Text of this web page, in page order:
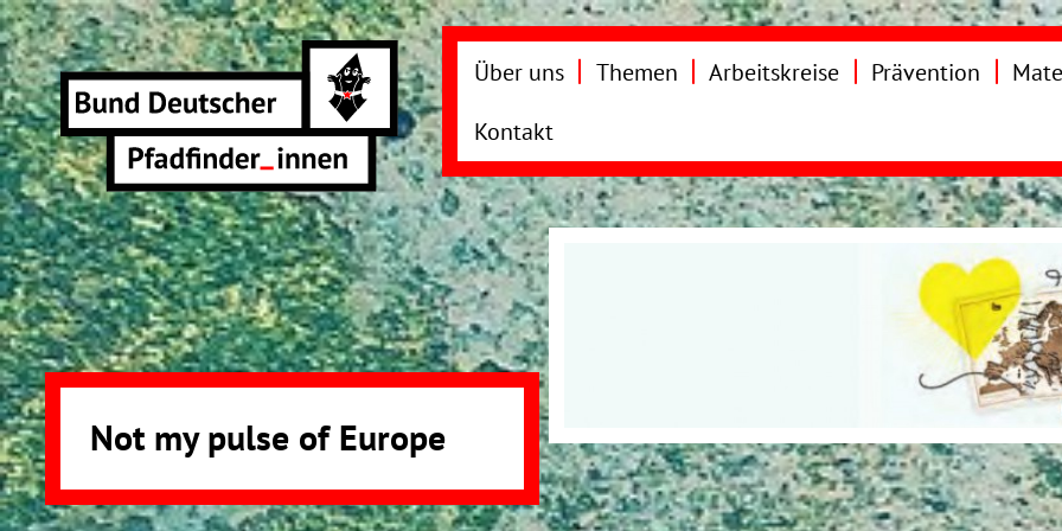
Direkt
zum
Inhalt
Über uns Themen Arbeitskreise Prävention
Kontakt
Not my pulse of Europe